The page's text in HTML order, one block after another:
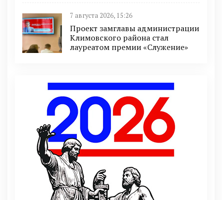
7 августа 2026, 15:26
Проект замглавы администрации
Климовского района стал
лауреатом премии «Служение»